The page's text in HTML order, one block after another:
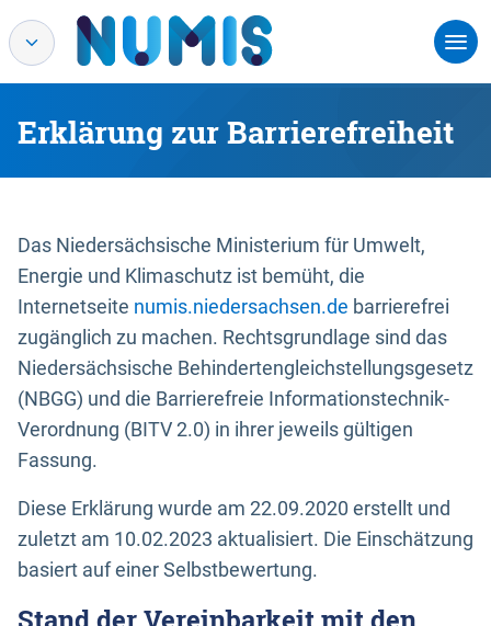
Erklärung zur Barrierefreiheit
Das Niedersächsische Ministerium für Umwelt,
Energie und Klimaschutz ist bemüht, die
Internetseite numis.niedersachsen.de barrierefrei
zugänglich zu machen. Rechtsgrundlage sind das
Niedersächsische Behindertengleichstellungsgesetz
(NBGG) und die Barrierefreie Informationstechnik-
Verordnung (BITV 2.0) in ihrer jeweils gültigen
Fassung.
Diese Erklärung wurde am 22.09.2020 erstellt und
zuletzt am 10.02.2023 aktualisiert. Die Einschätzung
basiert auf einer Selbstbewertung.